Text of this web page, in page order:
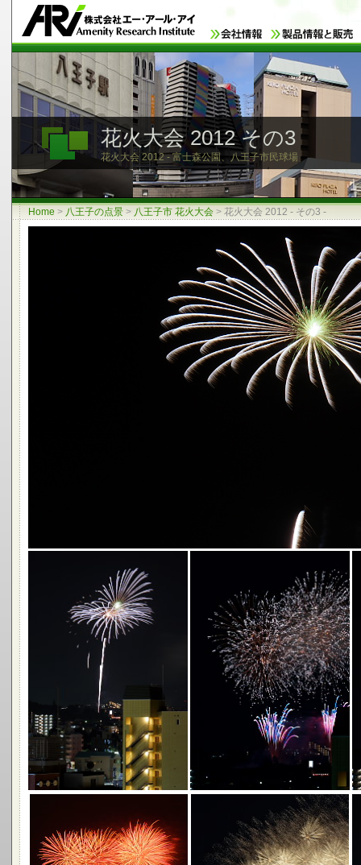
花火大会 2012 その3
花火大会 2012 - 富士森公園、八王子市民球場
Home > 八王子の点景 > 八王子市 花火大会 > 花火大会 2012 - その3 -